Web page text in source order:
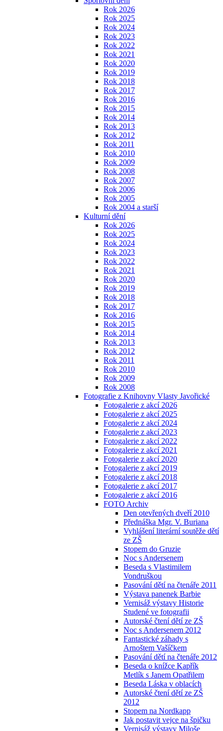
Rok 2026
Rok 2025
Rok 2024
Rok 2023
Rok 2022
Rok 2021
Rok 2020
Rok 2019
Rok 2018
Rok 2017
Rok 2016
Rok 2015
Rok 2014
Rok 2013
Rok 2012
Rok 2011
Rok 2010
Rok 2009
Rok 2008
Rok 2007
Rok 2006
Rok 2005
Rok 2004 a starší
Kulturní dění
Rok 2026
Rok 2025
Rok 2024
Rok 2023
Rok 2022
Rok 2021
Rok 2020
Rok 2019
Rok 2018
Rok 2017
Rok 2016
Rok 2015
Rok 2014
Rok 2013
Rok 2012
Rok 2011
Rok 2010
Rok 2009
Rok 2008
Fotografie z Knihovny Vlasty Javořické
Fotogalerie z akcí 2026
Fotogalerie z akcí 2025
Fotogalerie z akcí 2024
Fotogalerie z akcí 2023
Fotogalerie z akcí 2022
Fotogalerie z akcí 2021
Fotogalerie z akcí 2020
Fotogalerie z akcí 2019
Fotogalerie z akcí 2018
Fotogalerie z akcí 2017
Fotogalerie z akcí 2016
FOTO Archiv
Den otevřených dveří 2010
Přednáška Mgr. V. Buriana
Vyhlášení literární soutěže dětí
ze ZŠ
Stopem do Gruzie
Noc s Andersenem
Beseda s Vlastimilem
Vondruškou
Pasování dětí na čtenáře 2011
Výstava panenek Barbie
Vernisáž výstavy Historie
Studené ve fotografii
Autorské čtení dětí ze ZŠ
Noc s Andersenem 2012
Fantastické záhady s
Arnoštem Vašíčkem
Pasování dětí na čtenáře 2012
Beseda o knížce Kapřík
Metlík s Janem Opatřilem
Beseda Láska v oblacích
Autorské čtení dětí ze ZŠ
2012
Stopem na Nordkapp
Jak postavit vejce na špičku
Vernisáž výstavy Miloše